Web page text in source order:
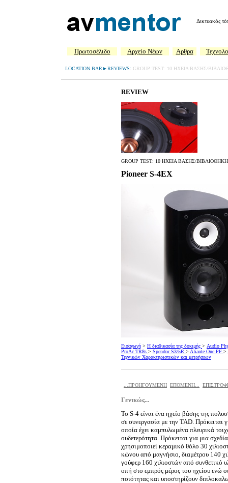
Δικτυακός
Πρωτοσέλιδο Aρχείο Νέων Αρθρα
LOCATION BAR►REVIEWS: GROUP TEST: 10 ΗΧΕΙΑ ΒΑΣΗΣ/
REVIEW
GROUP TEST: 10 HXEIA ΒΑΣΗΣ/
Pioneer S-4EX
Εισαγωγή > Η διαδικασία της δοκιμής > Audio
ProAc TR8s > Spendor S3/5R > Aliante One PF >
Τεχνικών Χαρακτηριστικών και μετρήσεων
...ΠΡΟΗΓΟΥΜΕΝΗ ΕΠΟΜΕΝΗ...
Γενικώς...
Το S-4 είναι ένα ηχείο βάσης της
σε συνεργασία με την TAD. Πρόκειται
οποία έχει καμπυλωμένα πλευρικά
ουδετερότητα. Πρόκειται για μια
χρησιμοποιεί κεραμικό θόλο 30
κώνου από μαγνήσιο, διαμέτρου 140
γούφερ 160 χιλιοστών από συνθετικό
οπή στο εμπρός μέρος του ηχείου ενώ
ποιότητας και υποστηρίζουν